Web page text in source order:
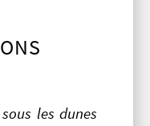
les dunes